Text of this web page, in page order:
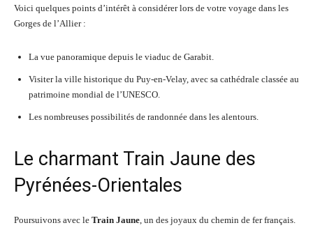
Voici quelques points d’intérêt à considérer lors de votre voyage dans les
Gorges de l’Allier :
La vue panoramique depuis le viaduc de Garabit.
Visiter la ville historique du Puy-en-Velay, avec sa cathédrale classée au
patrimoine mondial de l’UNESCO.
Les nombreuses possibilités de randonnée dans les alentours.
Le charmant Train Jaune des
Pyrénées-Orientales
Poursuivons avec le Train Jaune, un des joyaux du chemin de fer français.